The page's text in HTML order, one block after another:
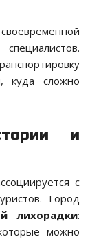
куда сложно
и
с
Город
лихорадки:
можно